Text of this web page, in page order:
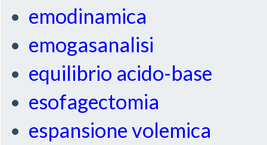
emodinamica
emogasanalisi
equilibrio acido-base
esofagectomia
espansione volemica